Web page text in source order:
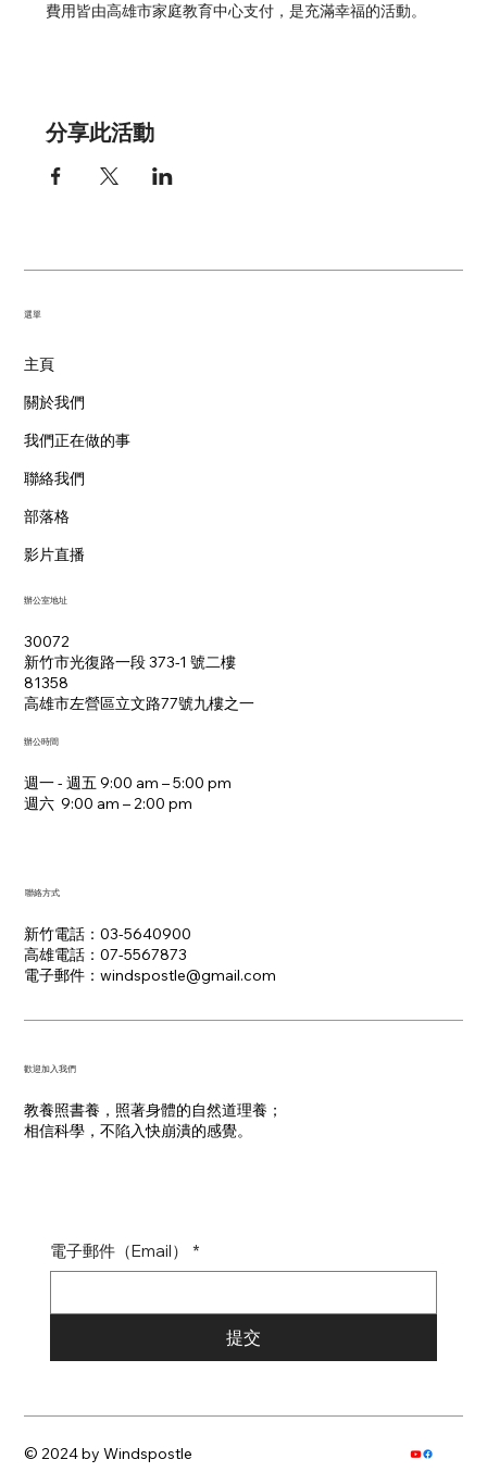
費用皆由高雄市家庭教育中心支付，是充滿幸福的活動。
分享此活動
主頁
關於我們
我們正在做的事
聯絡我們
部落格
影片直播
​選單
辦公室地址
30072
新竹市光復路一段 373-1 號二樓
81358
​高雄市左營區立文路77號九樓之一
週一 - 週五 9:00 am – 5:00 pm
週六 9:00 am – 2:00 pm​
辦公時間
新竹電話：03-5640900
高雄電話：07-5567873
電子郵件：​windspostle@gmail.com
聯絡方式
​歡迎加入我們
教養照書養，照著身體的自然道理養；
​相信科學，不陷入快崩潰的感覺。
電子郵件（Email） *
提交
© 2024 by Windspostle